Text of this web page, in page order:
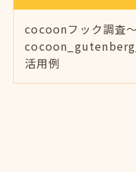
cocoonフック調査～
活用例